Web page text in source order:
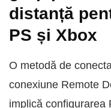
distanță
PS și Xbox
O metodă de
conexiune Remote
implică configurarea